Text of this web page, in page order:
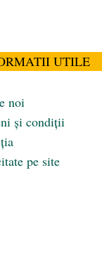
UTILE
noi
și condiții
pe site